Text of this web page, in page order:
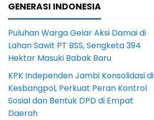
GENERASI INDONESIA
Puluhan Warga Gelar Aksi Damai di
Lahan Sawit PT BSS, Sengketa 394
Hektar Masuki Babak Baru
KPK Independen Jambi Konsolidasi di
Kesbangpol, Perkuat Peran Kontrol
Sosial dan Bentuk DPD di Empat
Daerah